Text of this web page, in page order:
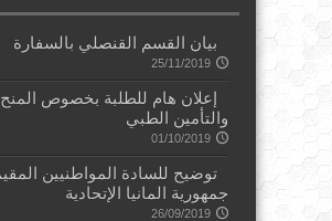
بيان القسم القنصلي بالسفارة
25/11/2019
إعلان هام للطلبة بخصوص
والتأمين الطبي
01/10/2019
توضيح للسادة المواطنيين
جمهورية المانيا الإتحادية
26/09/2019